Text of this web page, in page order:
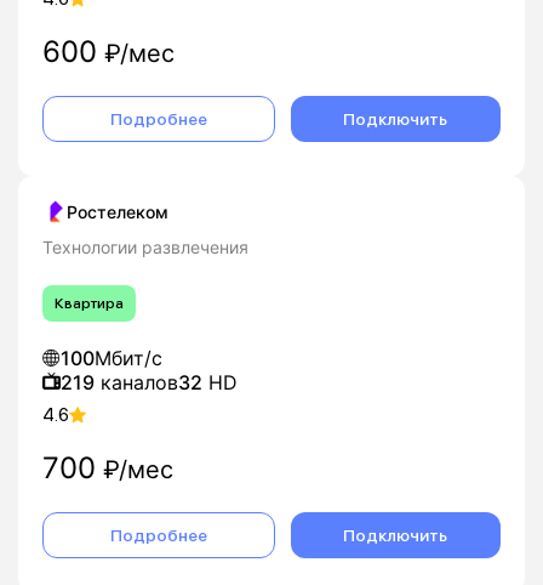
600 ₽/мес
Подробнее Подключить
Ростелеком
Технологии развлечения
Квартира
100Мбит/с
219 каналов32 HD
4.6
700 ₽/мес
Подробнее Подключить